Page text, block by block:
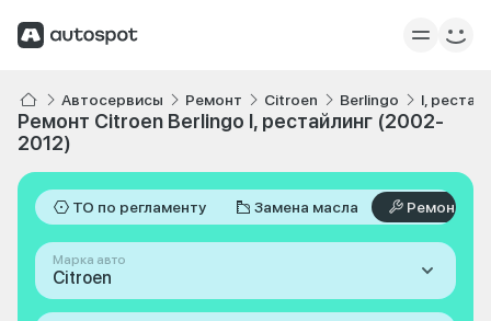
Автосервисы Ремонт Citroen Berlingo I,
Ремонт Citroen Berlingo I, рестайлинг (2002-
2012)
ТО по регламенту Замена масла Ремонт
Марка авто
Citroen